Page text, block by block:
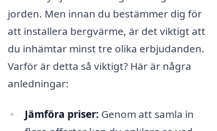
jorden. Men innan du bestämmer dig för
att installera bergvärme, är det viktigt att
du inhämtar minst tre olika erbjudanden.
Varför är detta så viktigt? Här är några
anledningar:
Jämföra priser: Genom att samla in